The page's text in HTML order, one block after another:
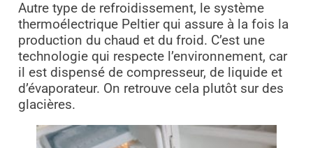
Autre type de refroidissement, le système
thermoélectrique Peltier qui assure à la fois la
production du chaud et du froid. C’est une
technologie qui respecte l’environnement, car
il est dispensé de compresseur, de liquide et
d’évaporateur. On retrouve cela plutôt sur des
glacières.